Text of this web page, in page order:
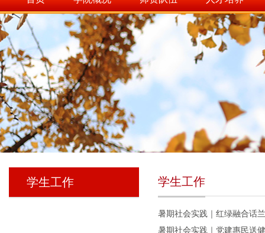
学生工作 学生工作
暑期社会实践｜红绿融合话
暑期社会实践｜党建惠民送